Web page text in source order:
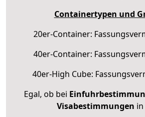
Containertypen und
20er-Container:
40er-Container:
40er-High Cube:
Egal, ob bei
Visabestimmungen